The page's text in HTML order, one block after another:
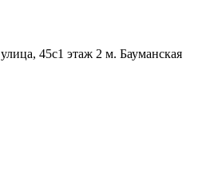
45с1 этаж 2 м. Бауманская